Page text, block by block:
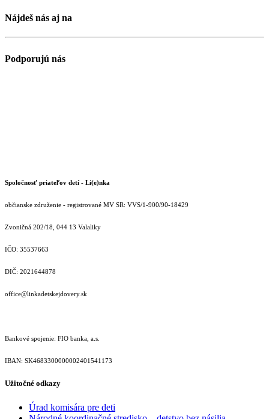
Nájdeš nás aj na
Podporujú nás
Spoločnosť priateľov detí - Li(e)nka
občianske združenie - registrované MV SR: VVS/1-900/90-18429
Zvoničná 202/18, 044 13 Valaliky
IČO: 35537663
DIČ: 2021644878
office@linkadetskejdovery.sk
Bankové spojenie: FIO banka, a.s.
IBAN: SK46833000000­02401541173
Užitočné odkazy
Úrad komisára pre deti